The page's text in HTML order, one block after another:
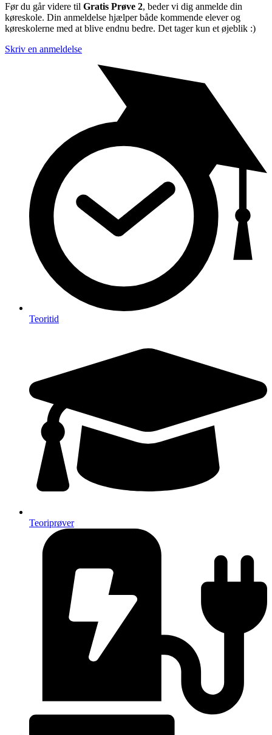
Før du går videre til Gratis Prøve 2, beder vi dig anmelde din
køreskole. Din anmeldelse hjælper både kommende elever og
køreskolerne med at blive endnu bedre. Det tager kun et øjeblik :)
Skriv en anmeldelse
Teoritid
Teoriprøver